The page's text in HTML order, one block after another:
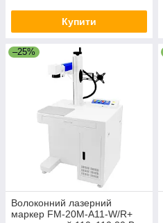
Купити
–25%
Волоконний лазерний
маркер FM-20M-A11-W/R+